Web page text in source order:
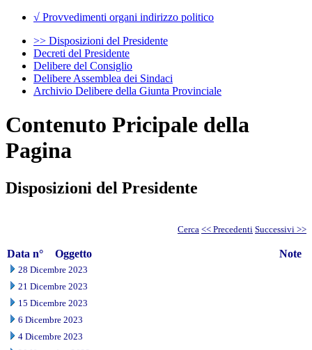
√ Provvedimenti organi indirizzo politico
>> Disposizioni del Presidente
Decreti del Presidente
Delibere del Consiglio
Delibere Assemblea dei Sindaci
Archivio Delibere della Giunta Provinciale
Contenuto Pricipale della
Pagina
Disposizioni del Presidente
Cerca << Precedenti Successivi >>
Data n° Oggetto Note
28 Dicembre 2023
21 Dicembre 2023
15 Dicembre 2023
6 Dicembre 2023
4 Dicembre 2023